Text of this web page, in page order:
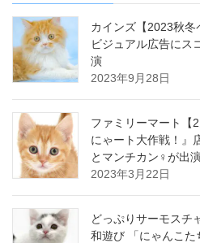
カインズ【2023秋冬
ビジュアル広告にス
演
2023年9月28日
ファミリーマート【
にゃート大作戦！』
とマンチカン♀が出
2023年3月22日
どっぷりサーモスチ
和遊び 「にゃんこた